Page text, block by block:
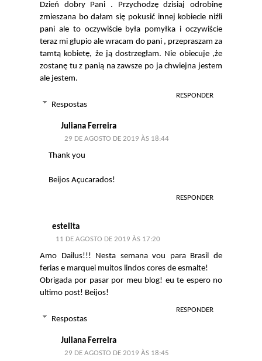
Dzień dobry Pani . Przychodzę dzisiaj odrobinę
zmieszana bo dałam się pokusić innej kobiecie niźli
pani ale to oczywiście była pomyłka i oczywiście
teraz mi głupio ale wracam do pani , przepraszam za
tamtą kobietę, że ją dostrzegłam. Nie obiecuje ,że
zostanę tu z panią na zawsze po ja chwiejna jestem
ale jestem.
RESPONDER
Respostas
Juliana Ferreira
29 DE AGOSTO DE 2019 ÀS 18:44
Thank you
Beijos Açucarados!
RESPONDER
estelita
11 DE AGOSTO DE 2019 ÀS 17:20
Amo Dailus!!! Nesta semana vou para Brasil de
ferias e marquei muitos lindos cores de esmalte!
Obrigada por pasar por meu blog! eu te espero no
ultimo post! Beijos!
RESPONDER
Respostas
Juliana Ferreira
29 DE AGOSTO DE 2019 ÀS 18:45